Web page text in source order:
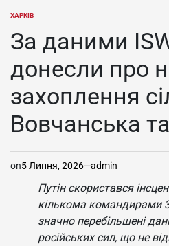
ОПУБЛІКУВАТИ
ХАРКІВ
За даними
донесли про
захоплення
Вовчанська
on5 Липня, 2026 admin
Путін скористався
кількома командирами
значно перебільшені
російських сил, що не